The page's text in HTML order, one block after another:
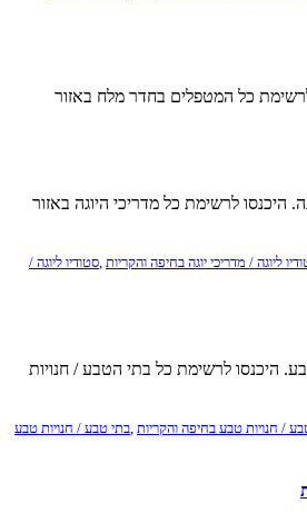
כל המטפלים בחדר מלח באזור
היכנסו לרשימת כל מדריכי היוגה באזור
ליוגה / מדריכי יוגה בחיפה והקריות ,סטודיו ליוגה /
היכנסו לרשימת כל בתי הטבע / חנויות
/ חנויות טבע בחיפה והקריות בתי טבע / חנויות טבע